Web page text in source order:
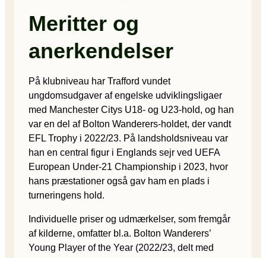
Meritter og
anerkendelser
På klubniveau har Trafford vundet
ungdomsudgaver af engelske udviklingsligaer
med Manchester Citys U18- og U23-hold, og han
var en del af Bolton Wanderers-holdet, der vandt
EFL Trophy i 2022/23. På landsholdsniveau var
han en central figur i Englands sejr ved UEFA
European Under-21 Championship i 2023, hvor
hans præstationer også gav ham en plads i
turneringens hold.
Individuelle priser og udmærkelser, som fremgår
af kilderne, omfatter bl.a. Bolton Wanderers’
Young Player of the Year (2022/23, delt med